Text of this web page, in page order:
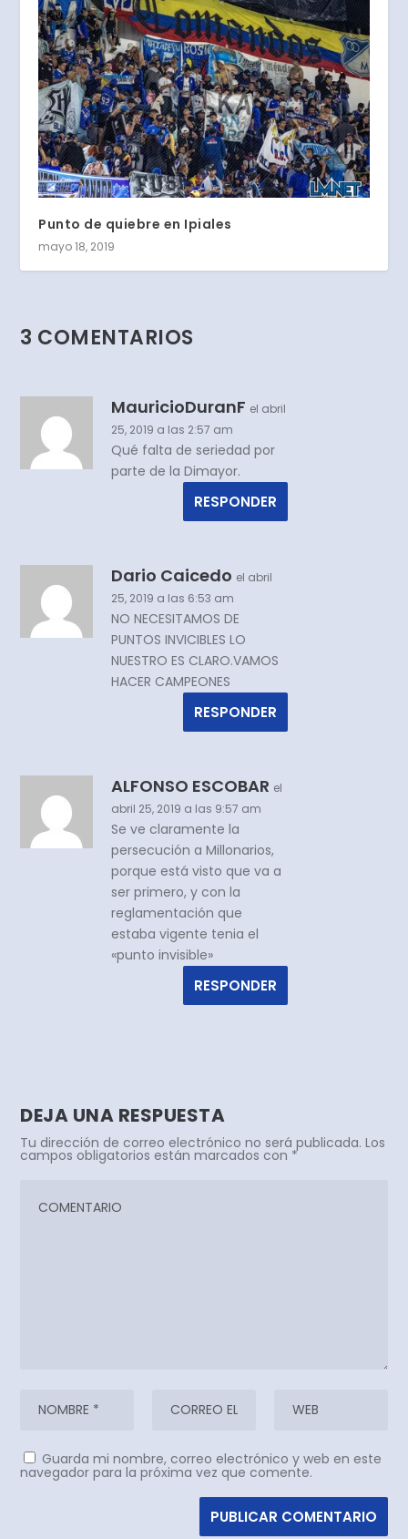
Punto de quiebre en Ipiales
mayo 18, 2019
3 COMENTARIOS
MauricioDuranF el abril
25, 2019 a las 2:57 am
Qué falta de seriedad por
parte de la Dimayor.
RESPONDER
Dario Caicedo el abril
25, 2019 a las 6:53 am
NO NECESITAMOS DE
PUNTOS INVICIBLES LO
NUESTRO ES CLARO.VAMOS
HACER CAMPEONES
RESPONDER
ALFONSO ESCOBAR el
abril 25, 2019 a las 9:57 am
Se ve claramente la
persecución a Millonarios,
porque está visto que va a
ser primero, y con la
reglamentación que
estaba vigente tenia el
«punto invisible»
RESPONDER
DEJA UNA RESPUESTA
Tu dirección de correo electrónico no será publicada. Los
campos obligatorios están marcados con *
Guarda mi nombre, correo electrónico y web en este
navegador para la próxima vez que comente.